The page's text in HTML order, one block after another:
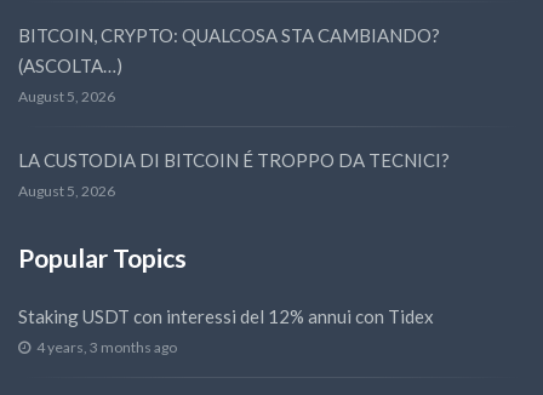
BITCOIN, CRYPTO: QUALCOSA STA CAMBIANDO?
(ASCOLTA…)
August 5, 2026
LA CUSTODIA DI BITCOIN É TROPPO DA TECNICI?
August 5, 2026
Popular Topics
Staking USDT con interessi del 12% annui con Tidex
4 years, 3 months ago